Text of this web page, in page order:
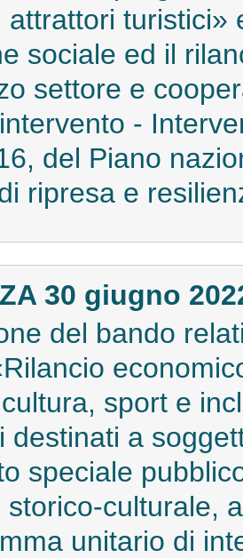
attrattori turistici»
sociale ed il
settore e
-
del Piano
ripresa e
30 giugno
del bando
sport e
destinati a
speciale
storico-culturale,
unitario di